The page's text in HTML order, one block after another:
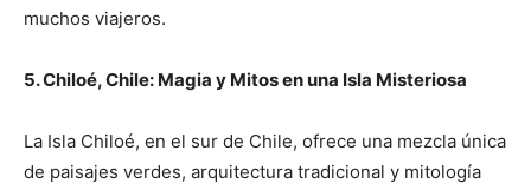
muchos viajeros.
5. Chiloé, Chile: Magia y Mitos en una Isla Misteriosa
La Isla Chiloé, en el sur de Chile, ofrece una mezcla única
de paisajes verdes, arquitectura tradicional y mitología